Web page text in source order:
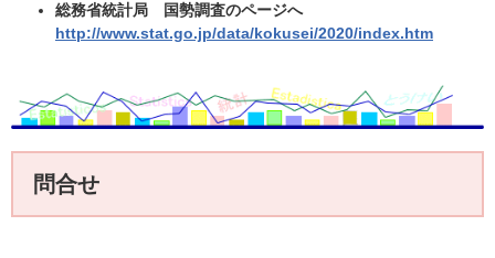
総務省統計局 国勢調査のページへ
http://www.stat.go.jp/data/kokusei/2020/index.htm
問合せ